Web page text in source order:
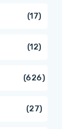
1717
1212
626626
2727